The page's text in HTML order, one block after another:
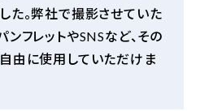
た。弊社で撮影させていた
ンフレットやSNSなど、その
由に使用していただけま